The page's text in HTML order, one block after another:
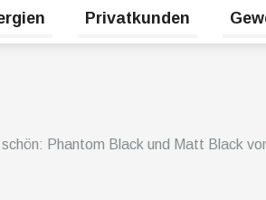
Untermenü für
Privatkunden
Phantom Black und Matt Black